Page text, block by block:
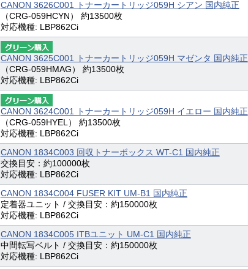
CANON 3626C001 トナーカートリッジ059H シアン 国内純正
（CRG-059HCYN） 約13500枚
対応機種: LBP862Ci
CANON 3625C001 トナーカートリッジ059H マゼンタ 国内純正
（CRG-059HMAG） 約13500枚
対応機種: LBP862Ci
CANON 3624C001 トナーカートリッジ059H イエロー 国内純正
（CRG-059HYEL） 約13500枚
対応機種: LBP862Ci
CANON 1834C003 回収トナーボックス WT-C1 国内純正
交換目安：約100000枚
対応機種: LBP862Ci
CANON 1834C004 FUSER KIT UM-B1 国内純正
定着器ユニット / 交換目安：約150000枚
対応機種: LBP862Ci
CANON 1834C005 ITBユニット UM-C1 国内純正
中間転写ベルト / 交換目安：約150000枚
対応機種: LBP862Ci